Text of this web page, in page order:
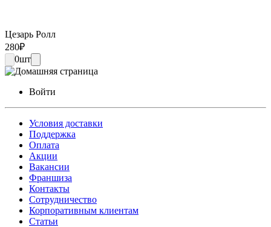
Цезарь Ролл
280₽
0шт
Войти
Условия доставки
Поддержка
Оплата
Акции
Вакансии
Франшиза
Контакты
Сотрудничество
Корпоративным клиентам
Статьи